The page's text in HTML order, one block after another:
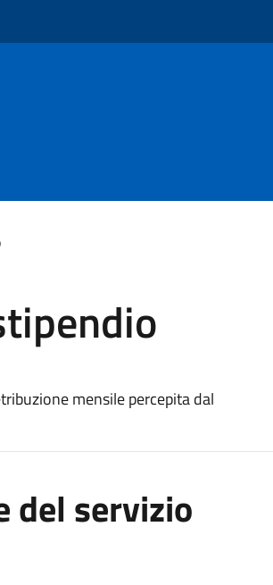
mensile percepita dal
del servizio